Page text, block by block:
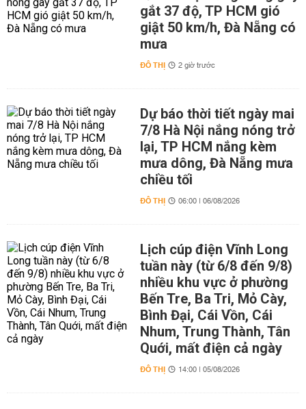
gắt 37 độ, TP HCM gió
giật 50 km/h, Đà Nẵng có
mưa
ĐÔ THỊ 2 giờ trước
Dự báo thời tiết ngày mai
7/8 Hà Nội nắng nóng trở
lại, TP HCM nắng kèm
mưa dông, Đà Nẵng mưa
chiều tối
ĐÔ THỊ 06:00 | 06/08/2026
Lịch cúp điện Vĩnh Long
tuần này (từ 6/8 đến 9/8)
nhiều khu vực ở phường
Bến Tre, Ba Tri, Mỏ Cày,
Bình Đại, Cái Vồn, Cái
Nhum, Trung Thành, Tân
Quới, mất điện cả ngày
ĐÔ THỊ 14:00 | 05/08/2026